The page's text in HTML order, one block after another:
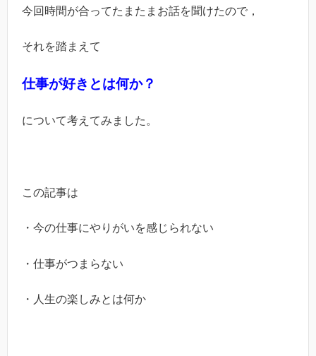
今回時間が合ってたまたまお話を聞けたので，
それを踏まえて
仕事が好きとは何か？
について考えてみました。
この記事は
・今の仕事にやりがいを感じられない
・仕事がつまらない
・人生の楽しみとは何か